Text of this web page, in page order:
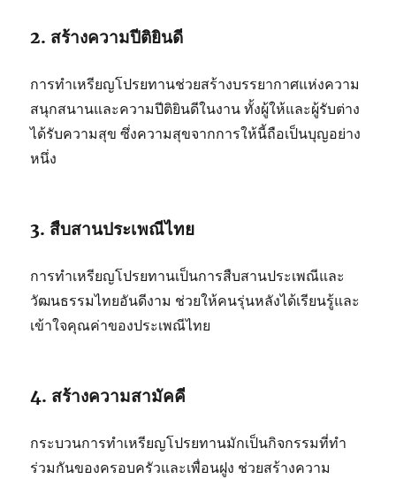
2. สร้างความปีติยินดี
การทำเหรียญโปรยทานช่วยสร้างบรรยากาศแห่งความ
สนุกสนานและความปีติยินดีในงาน ทั้งผู้ให้และผู้รับต่าง
ได้รับความสุข ซึ่งความสุขจากการให้นี้ถือเป็นบุญอย่าง
หนึ่ง
3. สืบสานประเพณีไทย
การทำเหรียญโปรยทานเป็นการสืบสานประเพณีและ
วัฒนธรรมไทยอันดีงาม ช่วยให้คนรุ่นหลังได้เรียนรู้และ
เข้าใจคุณค่าของประเพณีไทย
4. สร้างความสามัคคี
กระบวนการทำเหรียญโปรยทานมักเป็นกิจกรรมที่ทำ
ร่วมกันของครอบครัวและเพื่อนฝูง ช่วยสร้างความ